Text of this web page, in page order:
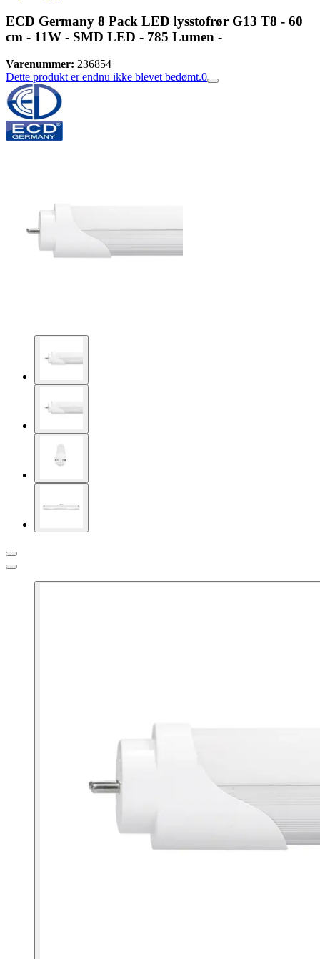
ECD Germany 8 Pack LED lysstofrør G13 T8 - 60
cm - 11W - SMD LED - 785 Lumen -
Varenummer: 236854
Dette produkt er endnu ikke blevet bedømt.0